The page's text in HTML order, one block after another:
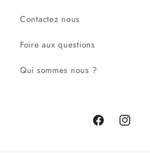
Contactez nous
Foire aux questions
Qui sommes nous ?
FacebookInstagram